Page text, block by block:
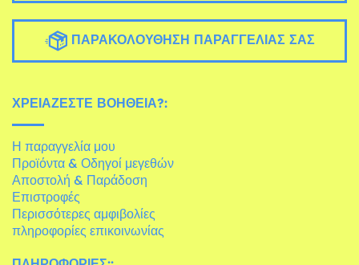
ΠΑΡΑΚΟΛΟΎΘΗΣΗ ΠΑΡΑΓΓΕΛΊΑΣ ΣΑΣ
ΧΡΕΙΆΖΕΣΤΕ ΒΟΉΘΕΙΑ?:
Η παραγγελία μου
Προϊόντα & Οδηγοί μεγεθών
Αποστολή & Παράδοση
Επιστροφές
Περισσότερες αμφιβολίες
πληροφορίες επικοινωνίας